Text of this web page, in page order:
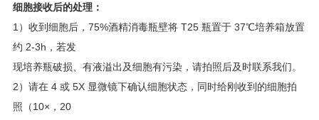
细胞接收后的处理：
1）收到细胞后，75%酒精消毒瓶壁将 T25 瓶置于 37℃培养箱放置
约 2-3h，若发
现培养瓶破损、有液溢出及细胞有污染，请拍照后及时联系我们。
2）请在 4 或 5X 显微镜下确认细胞状态，同时给刚收到的细胞拍
照（10×，20